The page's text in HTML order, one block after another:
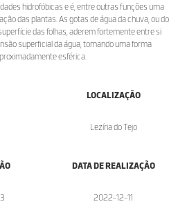
hidrofóbicas e é, entre outras funções uma
das plantas. As gotas de água da chuva, ou do
das folhas, aderem fortemente entre si
superficial da água, tomando uma forma
esférica.
LOCALIZAÇÃO
Lezíria do Tejo
DATA DE REALIZAÇÃO
2022-12-11